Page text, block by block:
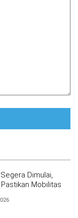
Dimulai,
Mobilitas